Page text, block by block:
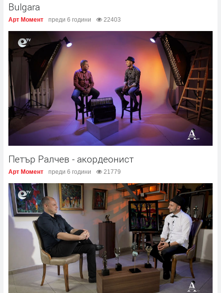
Bulgara
Арт Момент преди 6 години 22403
Петър Ралчев - акордеонист
Арт Момент преди 6 години 21779